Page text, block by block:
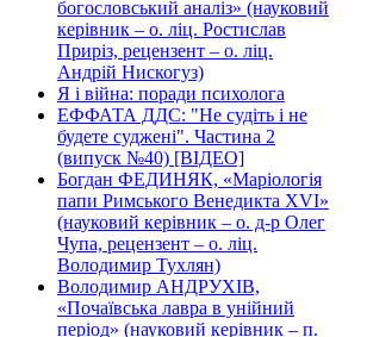
богословський аналіз» (науковий
керівник – о. ліц. Ростислав
Приріз, рецензент – о. ліц.
Андрій Нискогуз)
Я і війна: поради психолога
ЕФФАТА ДДС: "Не судіть і не
будете суджені". Частина 2
(випуск №40) [ВІДЕО]
Богдан ФЕДИНЯК, «Маріологія
папи Римського Венедикта XVI»
(науковий керівник – о. д-р Олег
Чупа, рецензент – о. ліц.
Володимир Тухлян)
Володимир АНДРУХІВ,
«Почаївська лавра в унійний
період» (науковий керівник – п.